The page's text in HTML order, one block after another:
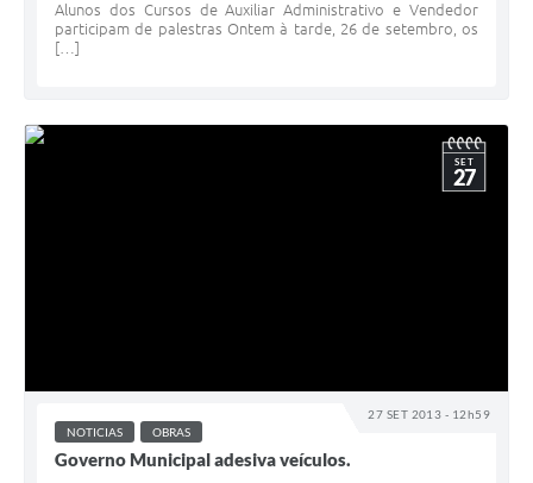
Alunos dos Cursos de Auxiliar Administrativo e Vendedor
participam de palestras Ontem à tarde, 26 de setembro, os
[…]
27 SET 2013 - 12h59
SET
27
NOTICIAS OBRAS
Governo Municipal adesiva veículos.